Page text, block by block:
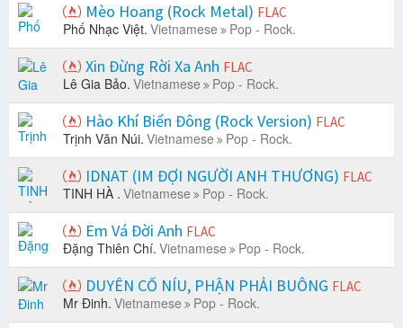
Mèo Hoang (Rock Metal) FLAC
Phố Nhạc Việt. Vietnamese Pop - Rock.
Xin Đừng Rời Xa Anh FLAC
Lê Gia Bảo. Vietnamese Pop - Rock.
Hào Khí Biển Đông (Rock Version) FLAC
Trịnh Văn Núi. Vietnamese Pop - Rock.
IDNAT (IM ĐỢI NGƯỜI ANH THƯƠNG) FLAC
TINH HÀ . Vietnamese Pop - Rock.
Em Vá Đời Anh FLAC
Đặng Thiên Chí. Vietnamese Pop - Rock.
DUYÊN CỐ NÍU, PHẬN PHẢI BUÔNG FLAC
Mr Đinh. Vietnamese Pop - Rock.